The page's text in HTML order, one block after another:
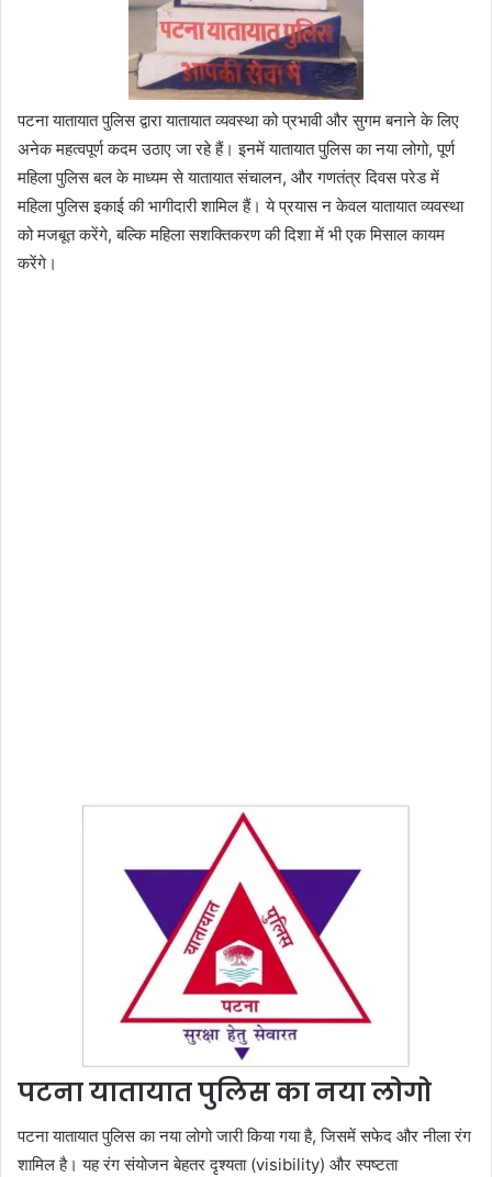
पटना यातायात पुलिस द्वारा यातायात व्यवस्था को प्रभावी और सुगम बनाने के लिए
अनेक महत्वपूर्ण कदम उठाए जा रहे हैं। इनमें यातायात पुलिस का नया लोगो, पूर्ण
महिला पुलिस बल के माध्यम से यातायात संचालन, और गणतंत्र दिवस परेड में
महिला पुलिस इकाई की भागीदारी शामिल हैं। ये प्रयास न केवल यातायात व्यवस्था
को मजबूत करेंगे, बल्कि महिला सशक्तिकरण की दिशा में भी एक मिसाल कायम
करेंगे।
पटना यातायात पुलिस का नया लोगो
पटना यातायात पुलिस का नया लोगो जारी किया गया है, जिसमें सफेद और नीला रंग
शामिल है। यह रंग संयोजन बेहतर दृश्यता (visibility) और स्पष्टता